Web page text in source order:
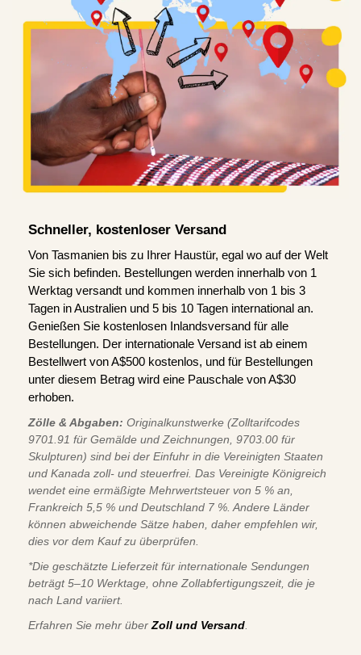
Schneller, kostenloser Versand
Von Tasmanien bis zu Ihrer Haustür, egal wo auf der Welt
Sie sich befinden. Bestellungen werden innerhalb von 1
Werktag versandt und kommen innerhalb von 1 bis 3
Tagen in Australien und 5 bis 10 Tagen international an.
Genießen Sie kostenlosen Inlandsversand für alle
Bestellungen. Der internationale Versand ist ab einem
Bestellwert von A$500 kostenlos, und für Bestellungen
unter diesem Betrag wird eine Pauschale von A$30
erhoben.
Zölle & Abgaben: Originalkunstwerke (Zolltarifcodes
9701.91 für Gemälde und Zeichnungen, 9703.00 für
Skulpturen) sind bei der Einfuhr in die Vereinigten Staaten
und Kanada zoll- und steuerfrei. Das Vereinigte Königreich
wendet eine ermäßigte Mehrwertsteuer von 5 % an,
Frankreich 5,5 % und Deutschland 7 %. Andere Länder
können abweichende Sätze haben, daher empfehlen wir,
dies vor dem Kauf zu überprüfen.
*Die geschätzte Lieferzeit für internationale Sendungen
beträgt 5–10 Werktage, ohne Zollabfertigungszeit, die je
nach Land variiert.
Erfahren Sie mehr über Zoll und Versand